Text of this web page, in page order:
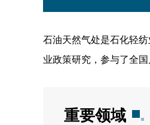
石油天然气处是石化轻
业政策研究，参与了全
重要领域